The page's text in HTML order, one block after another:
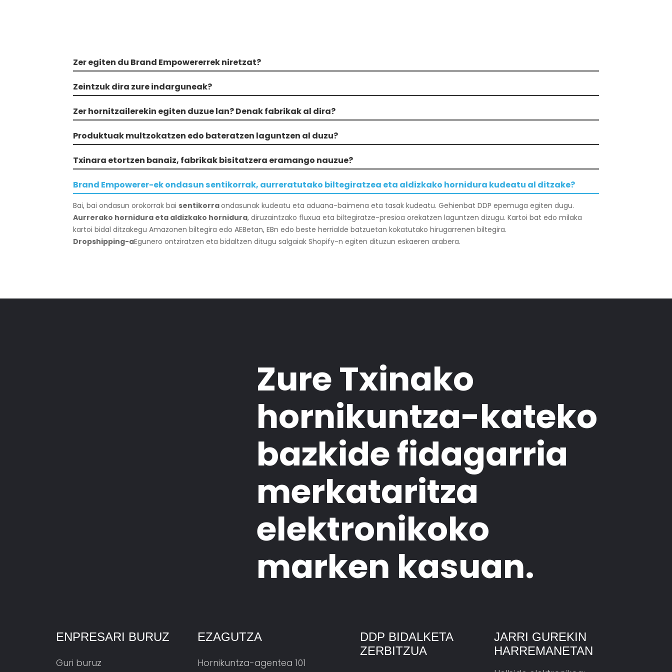
Zer egiten du Brand Empowererrek niretzat?
Zeintzuk dira zure indarguneak?
Zer hornitzailerekin egiten duzue lan? Denak fabrikak al dira?
Produktuak multzokatzen edo bateratzen laguntzen al duzu?
Txinara etortzen banaiz, fabrikak bisitatzera eramango nauzue?
Brand Empowerer-ek ondasun sentikorrak, aurreratutako biltegiratzea eta aldizkako hornidura kudeatu al ditzake?
Bai, bai ondasun orokorrak bai sentikorraondasunak kudeatu eta aduana-baimena eta tasak kudeatu. Gehienbat DDP epemuga egiten dugu.
Aurrerako hornidura eta aldizkako hornidura, diruzaintzako fluxua eta biltegiratze-presioa orekatzen laguntzen dizugu. Kartoi bat edo milaka
kartoi bidal ditzakegu Amazonen biltegira edo AEBetan, EBn edo beste herrialde batzuetan kokatutako hirugarrenen biltegira.
Dropshipping-aEgunero ontziratzen eta bidaltzen ditugu salgaiak Shopify-n egiten dituzun eskaeren arabera.
Zure Txinako
hornikuntza-kateko
bazkide fidagarria
merkataritza
elektronikoko
marken kasuan.
ENPRESARI BURUZ
Guri buruz
EZAGUTZA
Hornikuntza-agentea 101
DDP BIDALKETA
ZERBITZUA
JARRI GUREKIN
HARREMANETAN